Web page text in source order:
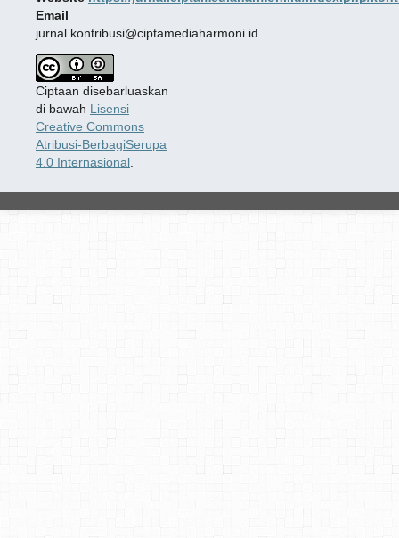
Email
jurnal.kontribusi@ciptamediaharmoni.id
Ciptaan disebarluaskan
di bawah Lisensi
Creative Commons
Atribusi-BerbagiSerupa
4.0 Internasional.